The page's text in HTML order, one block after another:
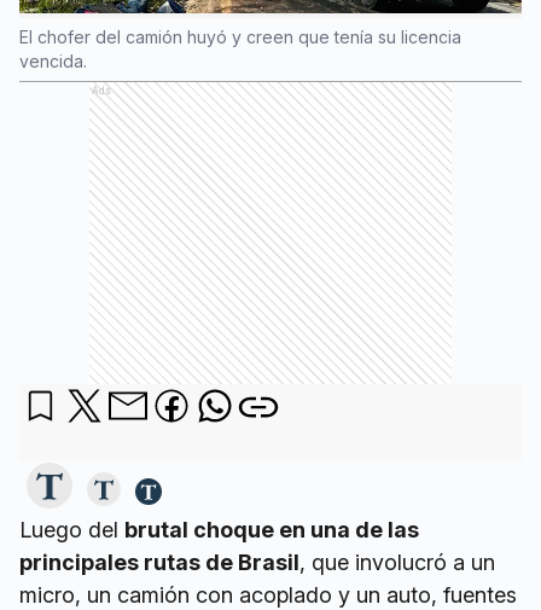
El chofer del camión huyó y creen que tenía su licencia
vencida.
Ads
Luego del brutal choque en una de las
principales rutas de Brasil, que involucró a un
micro, un camión con acoplado y un auto, fuentes